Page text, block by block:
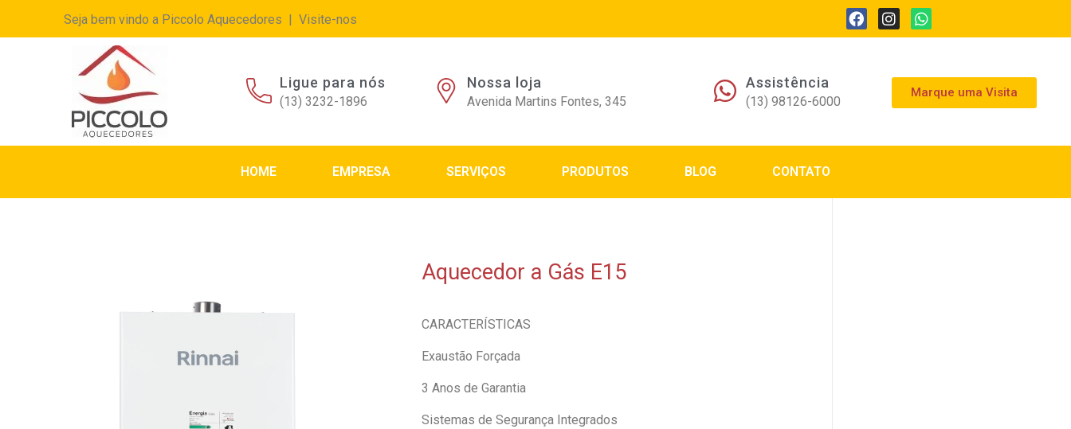
Seja bem vindo a Piccolo Aquecedores | Visite-nos
Ligue para nós
(13) 3232-1896
Nossa loja
Avenida Martins Fontes, 345
Assistência
(13) 98126-6000
Marque uma Visita
HOME EMPRESA SERVIÇOS PRODUTOS BLOG CONTATO
Aquecedor a Gás E15
CARACTERÍSTICAS
Exaustão Forçada
3 Anos de Garantia
Sistemas de Segurança Integrados